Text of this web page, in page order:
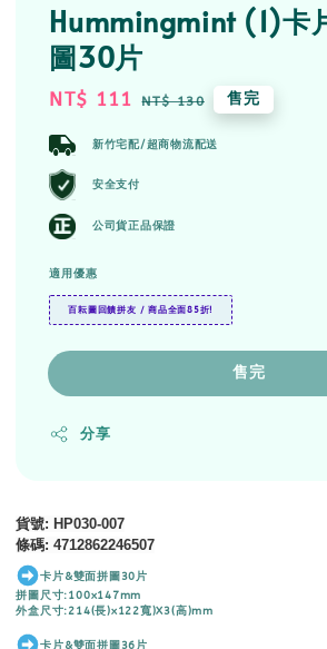
Hummingmint (1)卡
圖30片
Sale
NT$ 111 Regular
NT$ 130 售完
新竹宅配/超商物流配送
安全支付
公司貨正品保證
適用優惠
百耘圖回饋拼友 / 商品全面85折!
售完
分享
貨號: HP030-007
條碼:4712862246507
卡片&雙面拼圖30片
拼圖尺寸:100x147mm
外盒尺寸:214(長)x122寬)X3(高)mm
卡片&雙面拼圖36片